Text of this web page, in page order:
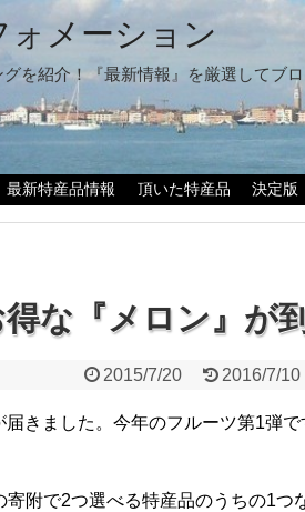
メーション
を紹介！『最新情報』を厳選してブロ
最新特産品情報 頂いた特産品 決定版
な『メロン』が
2015/7/20 2016/7/10
届きました。今年のフルーツ第1弾で
寄附で2つ選べる特産品のうちの1つ